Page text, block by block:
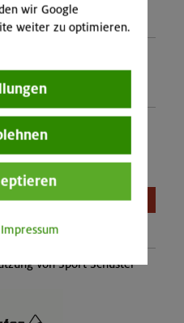
52,00 €
72,00 €
nicht mehr buchbar.
von Sport Schuster
wir Google
weiter zu optimieren.
Impressum